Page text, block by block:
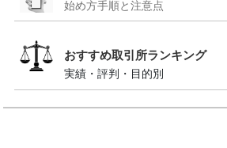
始め方手順と注意点
おすすめ取引所ランキング
実績・評判・目的別